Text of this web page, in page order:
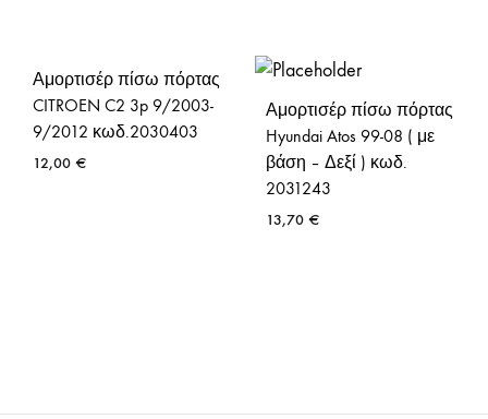
Αμορτισέρ πίσω πόρτας
CITROEN C2 3p 9/2003-
9/2012 κωδ.2030403
12,00 €
Αμορτισέρ πίσω πόρτας
Hyundai Atos 99-08 ( με
βάση – Δεξί ) κωδ.
2031243
13,70 €